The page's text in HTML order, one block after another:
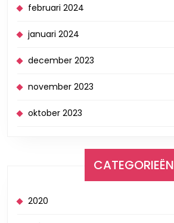
februari 2024
januari 2024
december 2023
november 2023
oktober 2023
CATEGORIEËN
2020